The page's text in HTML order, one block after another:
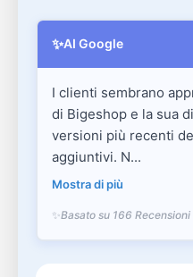
✨AI Google
I clienti sembrano
di Bigeshop e la sua
versioni più recenti
aggiuntivi. N...
Mostra di più
Basato su 166 Recensioni